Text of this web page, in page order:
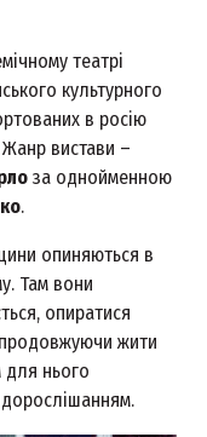
театрі
культурного
в росію
Жанр вистави –
за однойменною
.
опиняються в
Там вони
опиратися
продовжуючи жити
для нього